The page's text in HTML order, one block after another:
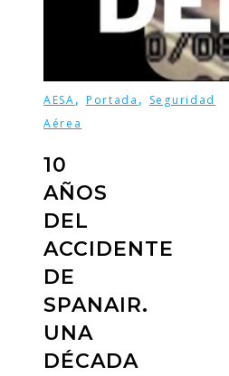
AESA, Portada , Seguridad
Aérea
10
AÑOS
DEL
ACCIDENTE
DE
SPANAIR.
UNA
DÉCADA